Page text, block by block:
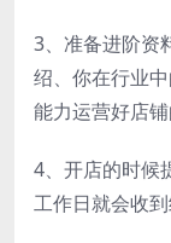
3、准备进阶资
绍、你在行业
能力运营好店
4、开店的时候
工作日就会收到